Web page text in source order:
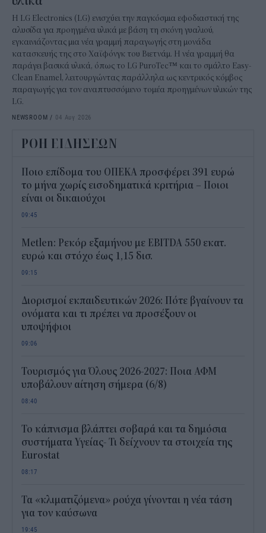
Η LG Electronics (LG) ενισχύει την παγκόσμια εφοδιαστική της
αλυσίδα για προηγμένα υλικά με βάση τη σκόνη γυαλιού,
εγκαινιάζοντας μια νέα γραμμή παραγωγής στη μονάδα
κατασκευής της στο Χαϊφόνγκ του Βιετνάμ. Η νέα γραμμή θα
παράγει βασικά υλικά, όπως το LG PuroTec™ και το σμάλτο Easy-
Clean Enamel, λειτουργώντας παράλληλα ως κεντρικός κόμβος
παραγωγής για τον αναπτυσσόμενο τομέα προηγμένων υλικών της
LG.
NEWSROOM / 04 Αυγ 2026
ΡΟΗ ΕΙΔΗΣΕΩΝ
Ποιο επίδομα του ΟΠΕΚΑ προσφέρει 391 ευρώ
το μήνα χωρίς εισοδηματικά κριτήρια – Ποιοι
είναι οι δικαιούχοι
09:45
Metlen: Ρεκόρ εξαμήνου με EBITDA 550 εκατ.
ευρώ και στόχο έως 1,15 δισ.
09:15
Διορισμοί εκπαιδευτικών 2026: Πότε βγαίνουν τα
ονόματα και τι πρέπει να προσέξουν οι
υποψήφιοι
09:06
Τουρισμός για Όλους 2026-2027: Ποια ΑΦΜ
υποβάλουν αίτηση σήμερα (6/8)
08:40
Το κάπνισμα βλάπτει σοβαρά και τα δημόσια
συστήματα Υγείας- Τι δείχνουν τα στοιχεία της
Eurostat
08:17
Τα «κλιματιζόμενα» ρούχα γίνονται η νέα τάση
για τον καύσωνα
19:45